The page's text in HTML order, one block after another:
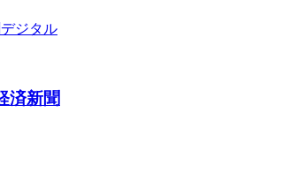
ジタル
済新聞